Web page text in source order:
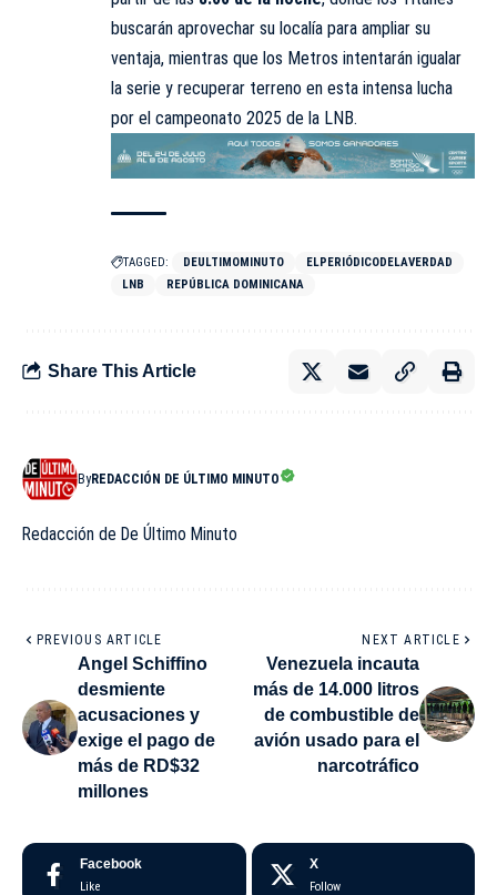
buscarán aprovechar su localía para ampliar su
ventaja, mientras que los Metros intentarán igualar
la serie y recuperar terreno en esta intensa lucha
por el campeonato 2025 de la LNB.
TAGGED: DEULTIMOMINUTO
ELPERIÓDICODELAVERDAD
LNB
REPÚBLICA DOMINICANA
Share This Article
ByREDACCIÓN DE ÚLTIMO MINUTO
Redacción de De Último Minuto
PREVIOUS ARTICLE
Angel Schiffino
desmiente
acusaciones y
exige el pago de
más de RD$32
millones
NEXT ARTICLE
Venezuela incauta
más de 14.000 litros
de combustible de
avión usado para el
narcotráfico
Facebook
Like
X
Follow